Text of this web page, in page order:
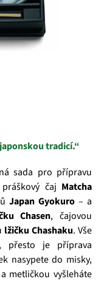
tradicí.“
sada pro přípravu
čaj Matcha
Japan Gyokuro – a
Chasen, čajovou
lžičku Chashaku. Vše
přesto je příprava
nasypete do misky,
metličkou vyšleháte